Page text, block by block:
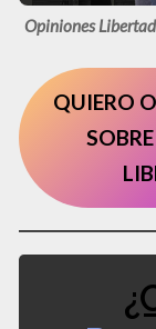
Opiniones
QUIERO